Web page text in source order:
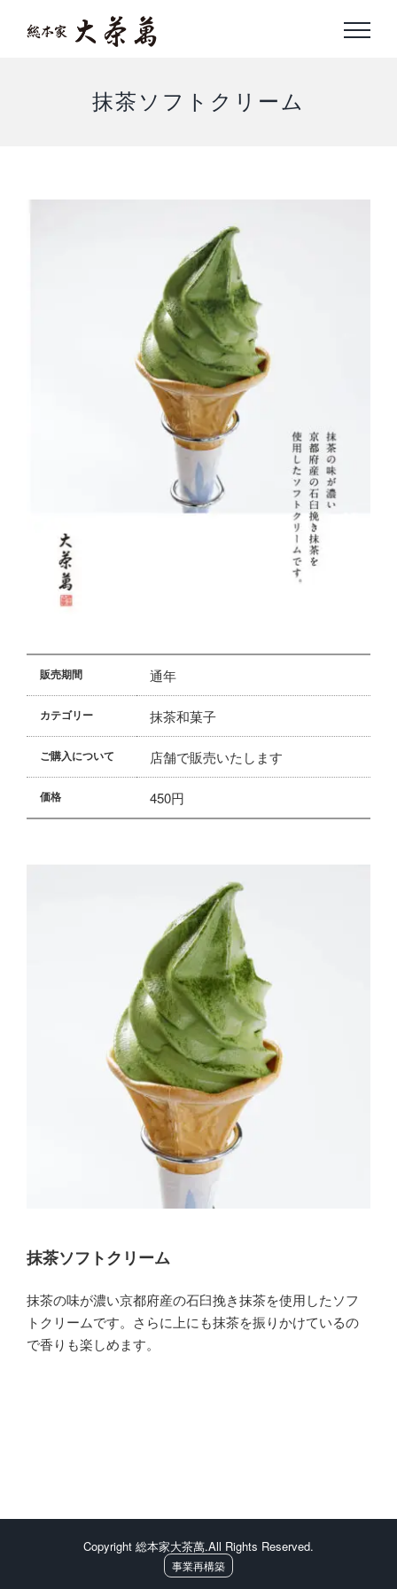
抹茶ソフトクリーム
販売期間 通年
カテゴリー 抹茶和菓子
ご購入について 店舗で販売いたします
価格 450円
抹茶ソフトクリーム
抹茶の味が濃い京都府産の石臼挽き抹茶を使用したソフ
トクリームです。さらに上にも抹茶を振りかけているの
で香りも楽しめます。
Copyright 総本家大茶萬.All Rights Reserved.
事業再構築